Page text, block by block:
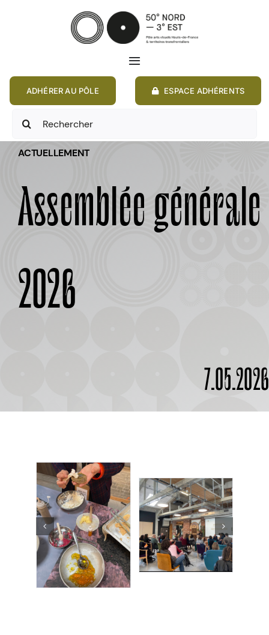
Toggle
Navigation
ANNONCES
ADHÉRER AU PÔLE ESPACE ADHÉRENTS
Rechercher:
ACTUELLEMENT
Assemblée générale
2026
7.05.2026